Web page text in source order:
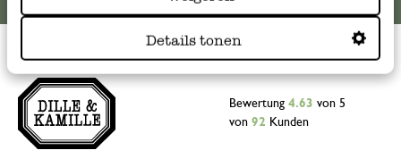
Details tonen
Bewertung 4.63 von 5
von 92 Kunden